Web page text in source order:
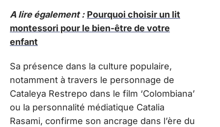
A lire également : Pourquoi choisir un lit
montessori pour le bien-être de votre
enfant
Sa présence dans la culture populaire,
notamment à travers le personnage de
Cataleya Restrepo dans le film ‘Colombiana’
ou la personnalité médiatique Catalia
Rasami, confirme son ancrage dans l’ère du